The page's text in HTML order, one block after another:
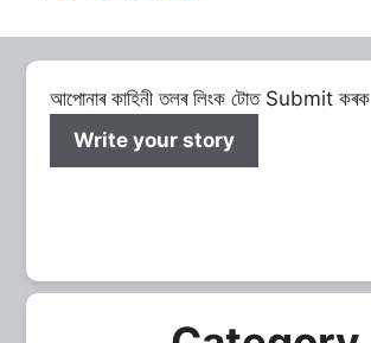
আপোনাৰ কাহিনী তলৰ লিংক টোত Submit কৰক
Write your story